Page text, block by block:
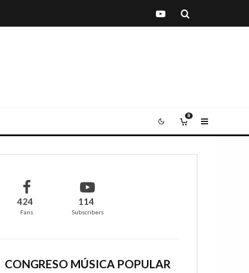
0
424
Fans
114
Subscribers
CONGRESO MÚSICA POPULAR